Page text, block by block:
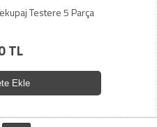
Testere 5 Parça
TL
Ekle